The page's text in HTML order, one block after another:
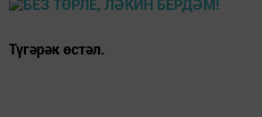
Түгәрәк өстәл.